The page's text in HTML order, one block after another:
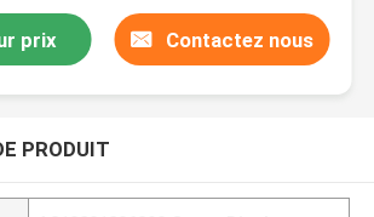
prix Contactez nous
PRODUIT